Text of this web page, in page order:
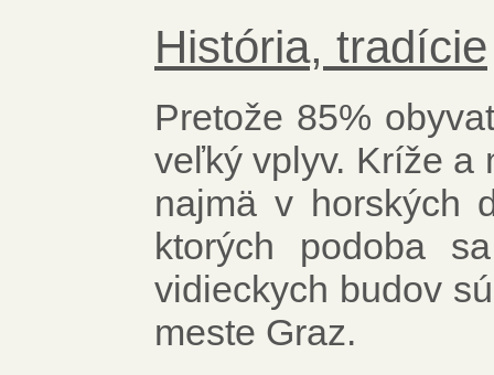
História, tradície
Pretože 85%
veľký vplyv. Kríže a
najmä v horských
ktorých podoba
vidieckych budov
meste Graz.